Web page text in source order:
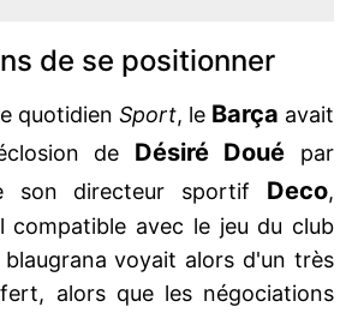
de se positionner
quotidien Sport, le Barça avait
de Désiré Doué par
son directeur sportif Deco,
compatible avec le jeu du club
voyait alors d'un très
alors que les négociations